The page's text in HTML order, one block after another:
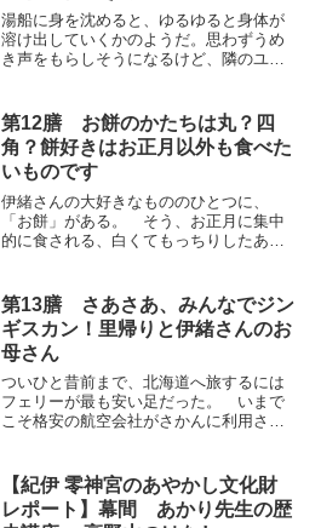
湯船に身を沈めると、ゆるゆると身体が
溶け出していくかのようだ。思わずうめ
き声をもらしそうになるけど、隣のユラ
田辺市街と高野山の中間くらい、大和と
の境に沿った山中の村………………～続
きを読む～
第12膳 お餅のかたちは丸？四
角？餅好きはお正月以外も食べた
いものです
伊緒さんの大好きなもののひとつに、
「お餅」がある。 そう、お正月に集中
的に食される、白くてもっちりしたあれ
が発動するらしい。 あの小さなからだ
のどこにそんなに入るんだ
ろ………………～続きを読む～
第13膳 さあさあ、みんなでジン
ギスカン！里帰りと伊緒さんのお
母さん
ついひと昔前まで、北海道へ旅するには
フェリーが最も安い足だった。 いまで
こそ格安の航空会社がさかんに利用され
だ。 伊緒さんと知り合った頃はLCCが
登場する直前で、まだフェ
リ………………～続きを読む～
【紀伊 零神宮のあやかし文化財
レポート】幕間 あかり先生の歴